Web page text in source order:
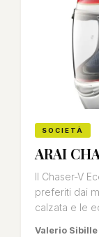
SOCIETÀ
ARAI
Il Chaser-V
preferiti dai
calzata e le
Valerio Sibille